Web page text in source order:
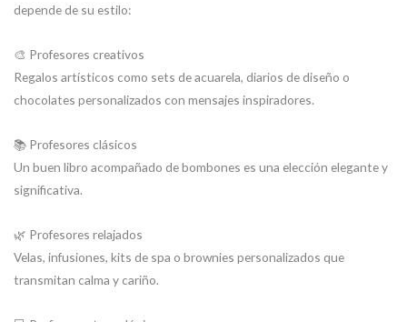
depende de su estilo:
🎨 Profesores creativos
Regalos artísticos como sets de acuarela, diarios de diseño o
chocolates personalizados con mensajes inspiradores.
📚 Profesores clásicos
Un buen libro acompañado de bombones es una elección elegante y
significativa.
🌿 Profesores relajados
Velas, infusiones, kits de spa o brownies personalizados que
transmitan calma y cariño.